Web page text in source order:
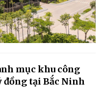
mục khu công
đồng tại Bắc Ninh